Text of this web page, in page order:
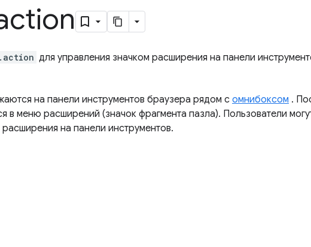
для управления значком расширения на панели
на панели инструментов браузера рядом с омнибоксом .
в меню расширений (значок фрагмента пазла). Пользователи
расширения на панели инструментов.